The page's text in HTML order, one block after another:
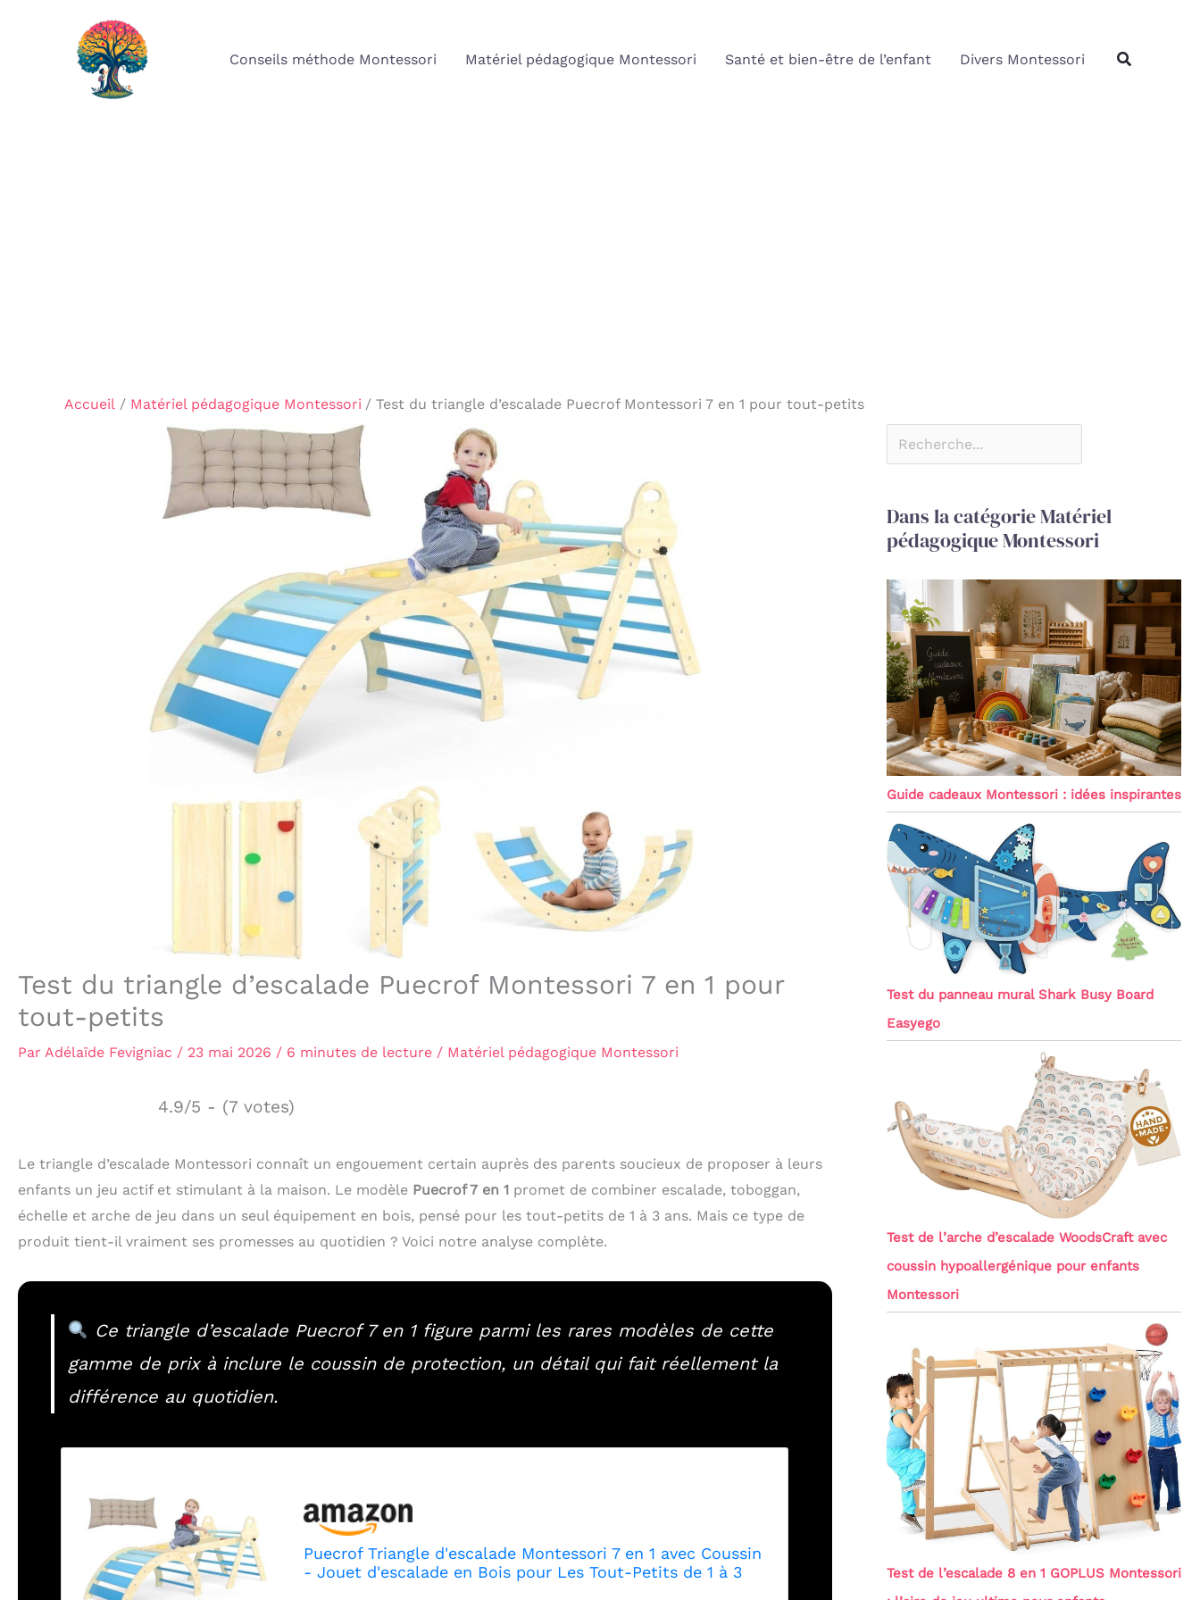
Conseils méthode Montessori Matériel pédagogique Montessori Santé et bien-être de l’enfant Divers Montessori
Accueil Matériel pédagogique Montessori Test du triangle d’escalade Puecrof Montessori 7 en 1 pour tout-petits
Test du triangle d’escalade Puecrof Montessori 7 en 1 pour
tout-petits
Par Adélaïde Fevigniac / 23 mai 2026 / 6 minutes de lecture / Matériel pédagogique Montessori
4.9/5 - (7 votes)
Le triangle d’escalade Montessori connaît un engouement certain auprès des parents soucieux de proposer à leurs
enfants un jeu actif et stimulant à la maison. Le modèle Puecrof 7 en 1 promet de combiner escalade, toboggan,
échelle et arche de jeu dans un seul équipement en bois, pensé pour les tout-petits de 1 à 3 ans. Mais ce type de
produit tient-il vraiment ses promesses au quotidien ? Voici notre analyse complète.
Ce triangle d’escalade Puecrof 7 en 1 figure parmi les rares modèles de cette
gamme de prix à inclure le coussin de protection, un détail qui fait réellement la
différence au quotidien.
Puecrof Triangle d'escalade Montessori 7 en 1 avec Coussin
- Jouet d'escalade en Bois pour Les Tout-Petits de 1 à 3
Dans la catégorie Matériel
pédagogique Montessori
Guide cadeaux Montessori : idées inspirantes
Test du panneau mural Shark Busy Board
Easyego
Test de l’arche d’escalade WoodsCraft avec
coussin hypoallergénique pour enfants
Montessori
Test de l’escalade 8 en 1 GOPLUS Montessori